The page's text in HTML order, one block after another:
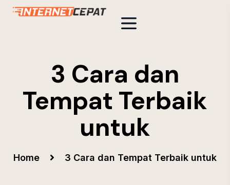
3 Cara dan
Tempat Terbaik
untuk
Home 3 Cara dan Tempat Terbaik untuk